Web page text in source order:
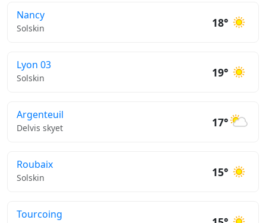
Nancy
Solskin 18°
Lyon 03
Solskin 19°
Argenteuil
Delvis skyet 17°
Roubaix
Solskin 15°
Tourcoing